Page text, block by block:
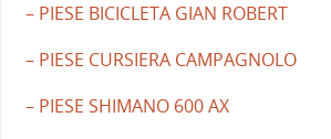
– PIESE BICICLETA GIAN ROBERT
– PIESE CURSIERA CAMPAGNOLO
– PIESE SHIMANO 600 AX